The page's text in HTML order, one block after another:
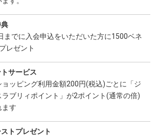
までに入会申込をいただいた方に1500ベネ
レゼント
サービス
ョッピング利用金額200円(税込)ごとに「ジ
ラブリィポイント」が2ポイント(通常の倍)
ます
トプレゼント